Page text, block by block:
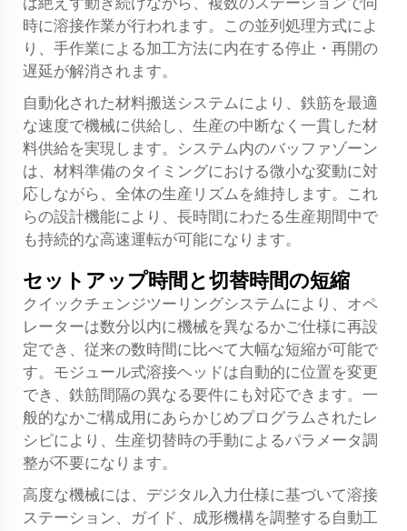
時に溶接作業が行われます。この並列処理方式によ
り、手作業による加工方法に内在する停止・再開の
遅延が解消されます。
自動化された材料搬送システムにより、鉄筋を最適
な速度で機械に供給し、生産の中断なく一貫した材
料供給を実現します。システム内のバッファゾーン
は、材料準備のタイミングにおける微小な変動に対
応しながら、全体の生産リズムを維持します。これ
らの設計機能により、長時間にわたる生産期間中で
も持続的な高速運転が可能になります。
セットアップ時間と切替時間の短縮
クイックチェンジツーリングシステムにより、オペ
レーターは数分以内に機械を異なるかご仕様に再設
定でき、従来の数時間に比べて大幅な短縮が可能で
す。モジュール式溶接ヘッドは自動的に位置を変更
でき、鉄筋間隔の異なる要件にも対応できます。一
般的なかご構成用にあらかじめプログラムされたレ
シピにより、生産切替時の手動によるパラメータ調
整が不要になります。
高度な機械には、デジタル入力仕様に基づいて溶接
ステーション、ガイド、成形機構を調整する自動工